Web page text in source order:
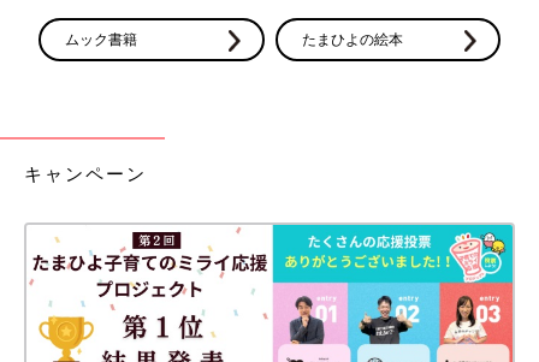
ムック書籍 たまひよの絵本
キャンペーン